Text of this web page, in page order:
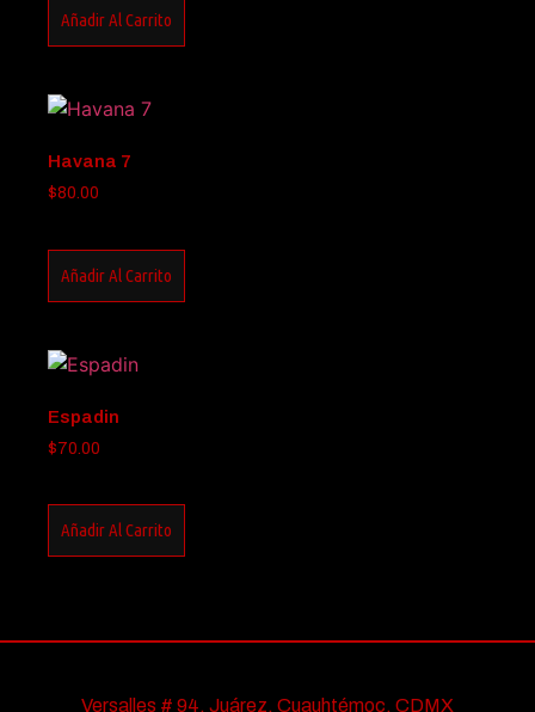
Añadir Al Carrito
Havana 7
$80.00
Añadir Al Carrito
Espadin
$70.00
Añadir Al Carrito
Versalles # 94, Juárez, Cuauhtémoc, CDMX